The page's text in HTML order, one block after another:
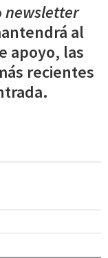
newsletter
al
apoyo, las
recientes